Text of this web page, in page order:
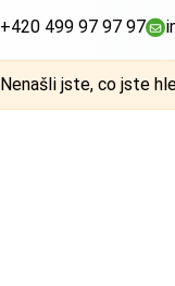
+420 499 97 97 97
Nenašli jste, co jste